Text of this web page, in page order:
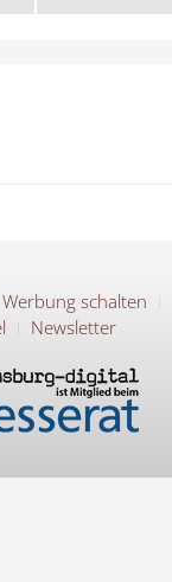
Werbung schalten
Newsletter